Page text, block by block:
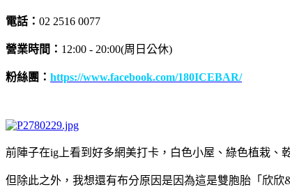
電話： 02 2516 0077
營業時間： 12:00 - 20:00(周日公休)
粉絲團： https://www.facebook.com/180ICEBAR/
前陣子在ig上看到好多網美打卡，白色小屋、綠色植栽、
但除此之外，我想還有布分原因是因為這是雙胞胎「欣欣